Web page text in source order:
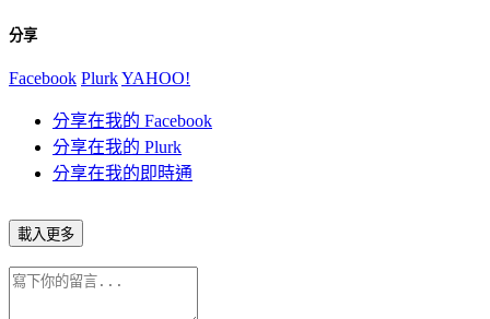
分享
Facebook PlurkYAHOO!
分享在我的 Facebook
分享在我的 Plurk
分享在我的即時通
載入更多